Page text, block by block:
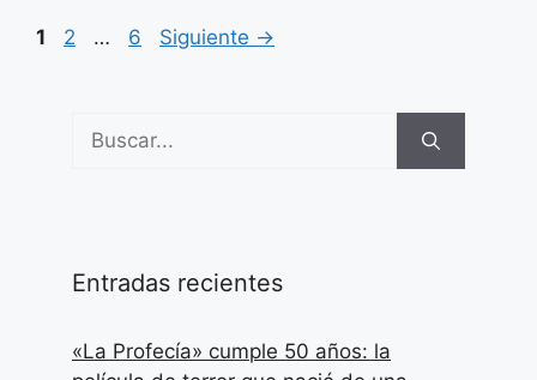
Página
1 Página
2 … Página
6 Siguiente →
Buscar:
Entradas recientes
«La Profecía» cumple 50 años: la